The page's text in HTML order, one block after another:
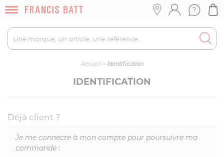
Accueil> Identification
IDENTIFICATION
Déjà client ?
Je me connecte à mon compte pour poursuivre ma
commande :